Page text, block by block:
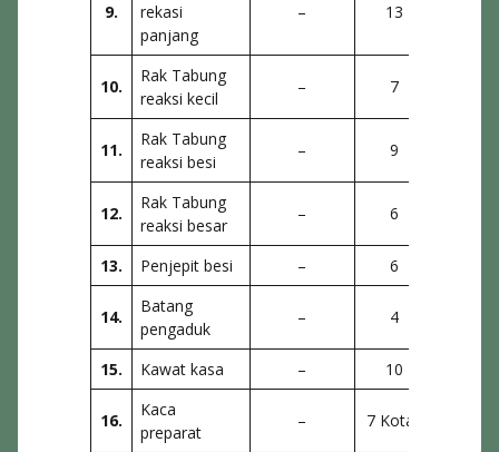
9.
rekasi
panjang
– 13
10.
Rak Tabung
reaksi kecil
– 7
11.
Rak Tabung
reaksi besi
– 9
12.
Rak Tabung
reaksi besar
– 6
13. Penjepit besi – 6
14.
Batang
pengaduk
– 4
15. Kawat kasa – 10
16.
Kaca
preparat
– 7 Kotak